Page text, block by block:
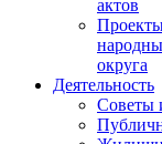
актов
округа
Деятельность
Советы